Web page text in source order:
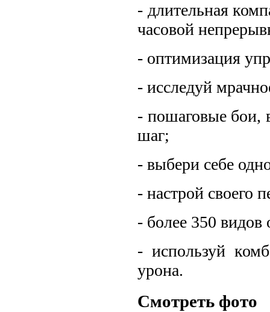
- длительная
часовой
- оптимизация
- исследуй
- пошаговые бои,
шаг;
- выбери себе
- настрой своего
- более 350
- используй
урона.
Смотреть фото